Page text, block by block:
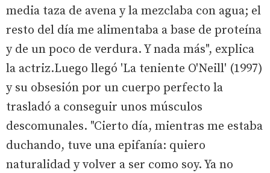
media taza de avena y la mezclaba con agua; el
resto del día me alimentaba a base de proteína
y de un poco de verdura. Y nada más", explica
la actriz.Luego llegó 'La teniente O'Neill' (1997)
y su obsesión por un cuerpo perfecto la
trasladó a conseguir unos músculos
descomunales. "Cierto día, mientras me estaba
duchando, tuve una epifanía: quiero
naturalidad y volver a ser como soy. Ya no